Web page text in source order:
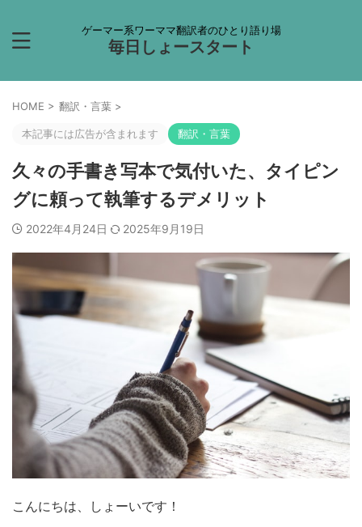
ゲーマー系ワーママ翻訳者のひとり語り場
毎日しょースタート
HOME > 翻訳・言葉 >
本記事には広告が含まれます 翻訳・言葉
久々の手書き写本で気付いた、タイピン
グに頼って執筆するデメリット
2022年4月24日 2025年9月19日
こんにちは、しょーいです！